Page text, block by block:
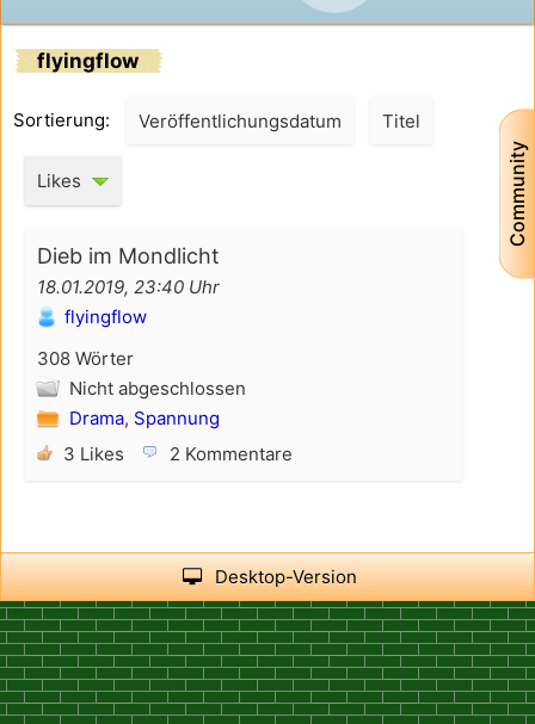
Community
flyingflow
Sortierung: Veröffentlichungsdatum Titel
Likes
Dieb im Mondlicht
18.01.2019, 23:40 Uhr
flyingflow
308 Wörter
Nicht abgeschlossen
Drama, Spannung
3 Likes
2 Kommentare
Desktop-Version